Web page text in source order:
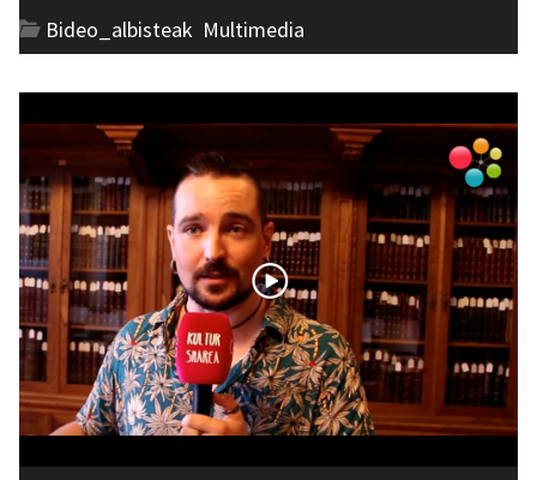
Bideo_albisteak Multimedia